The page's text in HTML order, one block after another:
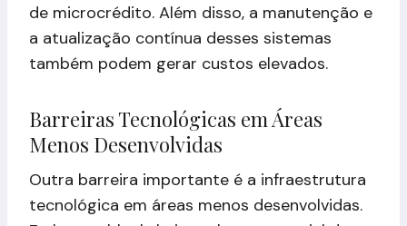
de microcrédito. Além disso, a manutenção e
a atualização contínua desses sistemas
também podem gerar custos elevados.
Barreiras Tecnológicas em Áreas
Menos Desenvolvidas
Outra barreira importante é a infraestrutura
tecnológica em áreas menos desenvolvidas.